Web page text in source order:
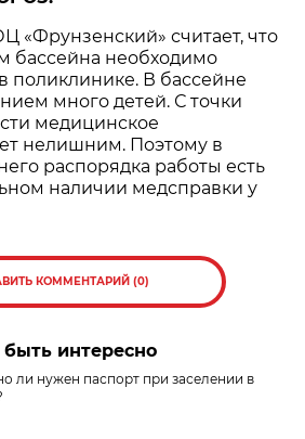
«Фрунзенский» считает, что
бассейна необходимо
поликлинике. В бассейне
много детей. С точки
медицинское
нелишним. Поэтому в
распорядка работы есть
наличии медсправки у
КОММЕНТАРИЙ (0)
интересно
ли нужен паспорт при заселении в